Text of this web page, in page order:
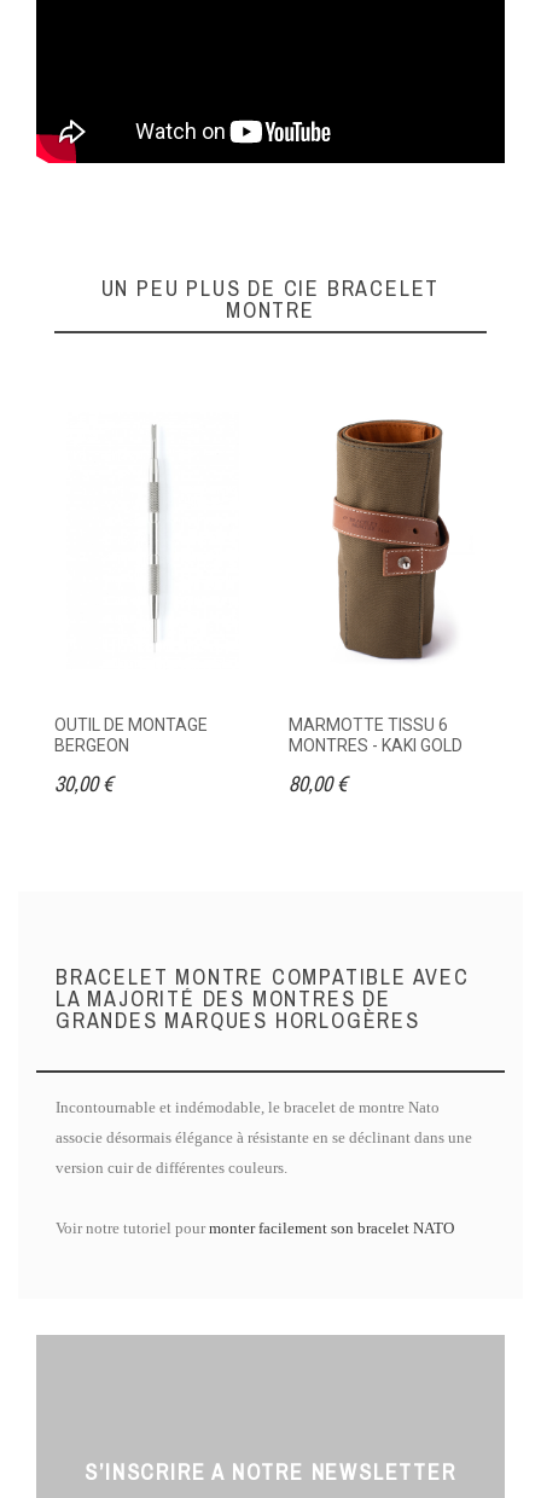
UN PEU PLUS DE CIE BRACELET
MONTRE
OUTIL DE MONTAGE
BERGEON
30,00 €
MARMOTTE TISSU 6
MONTRES - KAKI GOLD
80,00 €
BRACELET MONTRE COMPATIBLE AVEC
LA MAJORITÉ DES MONTRES DE
GRANDES MARQUES HORLOGÈRES
Incontournable et indémodable, le bracelet de montre Nato
associe désormais élégance à résistante en se déclinant dans une
version cuir de différentes couleurs.
Voir notre tutoriel pourmonter facilement son bracelet NATO
S’INSCRIRE A NOTRE NEWSLETTER